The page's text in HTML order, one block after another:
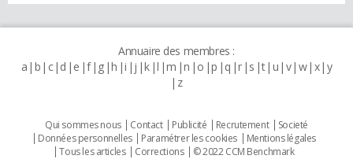
Annuaire des membres :
a b c d e f g h i j k l m n o p q r s t u v w x y
z
Qui sommes nous Contact Publicité Recrutement
Societé
Données personnelles
Paramétrer les cookies
Mentions légales
Tous les articles
Corrections © 2022 CCM Benchmark